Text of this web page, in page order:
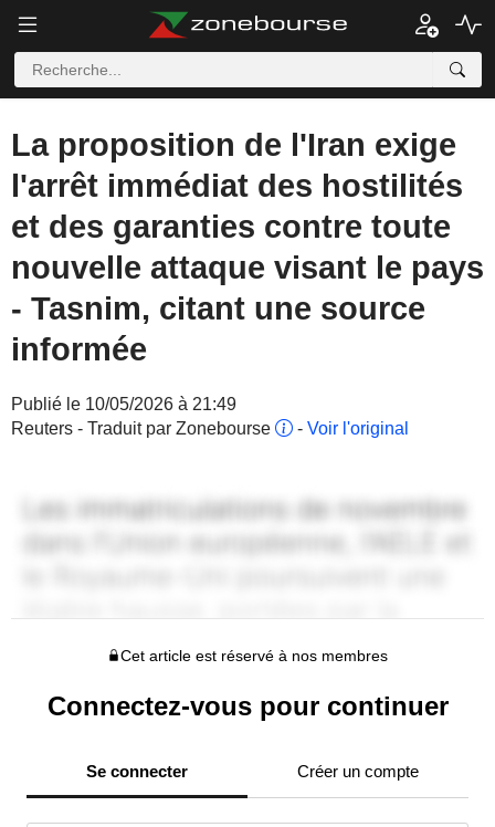
La proposition de l'Iran exige
l'arrêt immédiat des hostilités
et des garanties contre toute
nouvelle attaque visant le pays
- Tasnim, citant une source
informée
Publié le 10/05/2026 à 21:49
Reuters - Traduit par Zonebourse
- Voir l'original
Cet article est réservé à nos membres
Connectez-vous pour continuer
Se connecter Créer un compte